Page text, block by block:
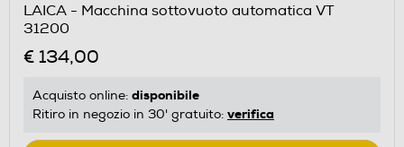
LAICA - Macchina sottovuoto automatica VT
31200
€ 134,00
Acquisto online: disponibile
Ritiro in negozio in 30' gratuito: verifica